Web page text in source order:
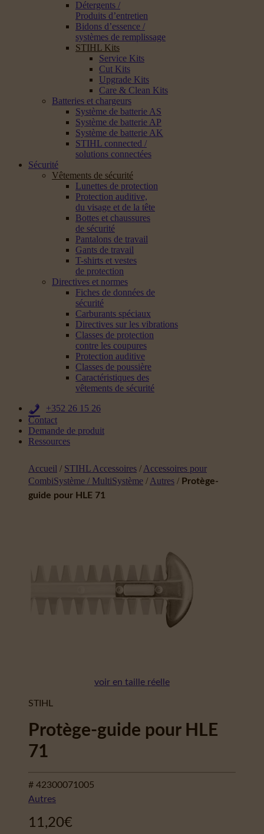
Détergents /
Produits d’entretien
Bidons d’essence /
systèmes de remplissage
STIHL Kits
Service Kits
Cut Kits
Upgrade Kits
Care & Clean Kits
Batteries et chargeurs
Système de batterie AS
Système de batterie AP
Système de batterie AK
STIHL connected /
solutions connectées
Sécurité
Vêtements de sécurité
Lunettes de protection
Protection auditive,
du visage et de la tête
Bottes et chaussures
de sécurité
Pantalons de travail
Gants de travail
T-shirts et vestes
de protection
Directives et normes
Fiches de données de
sécurité
Carburants spéciaux
Directives sur les vibrations
Classes de protection
contre les coupures
Protection auditive
Classes de poussière
Caractéristiques des
vêtements de sécurité
+352 26 15 26
Contact
Demande de produit
Ressources
Accueil / STIHL Accessoires / Accessoires pour
CombiSystème / MultiSystème / Autres / Protège-
guide pour HLE 71
voir en taille réelle
STIHL
Protège-guide pour HLE
71
# 42300071005
Autres
11,20€